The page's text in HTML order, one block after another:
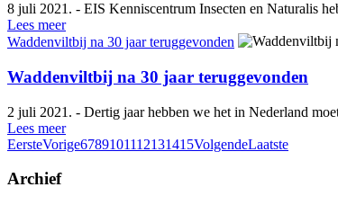
8 juli 2021. - EIS Kenniscentrum Insecten en Naturalis
Lees meer
Waddenviltbij na 30 jaar teruggevonden
Waddenviltbij na 30 jaar teruggevonden
2 juli 2021. - Dertig jaar hebben we het in Nederland
Lees meer
EersteVorige6789101112131415VolgendeLaatste
Archief